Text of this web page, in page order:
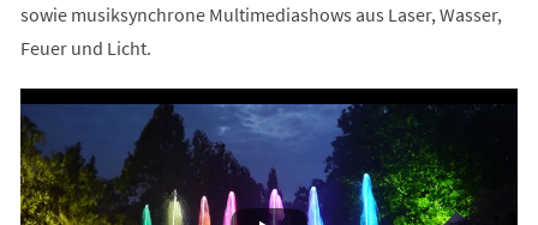
sowie musiksynchrone Multimediashows aus Laser, Wasser,
Feuer und Licht.